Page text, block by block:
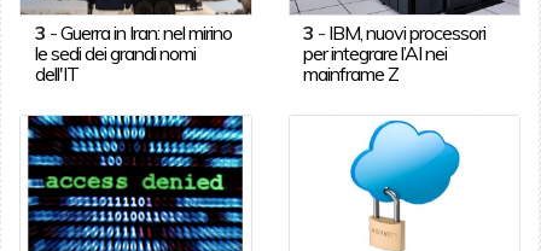
3 -Guerra in Iran: nel mirino
le sedi dei grandi nomi
dell'IT
3 - IBM, nuovi processori
per integrare l’AI nei
mainframe Z